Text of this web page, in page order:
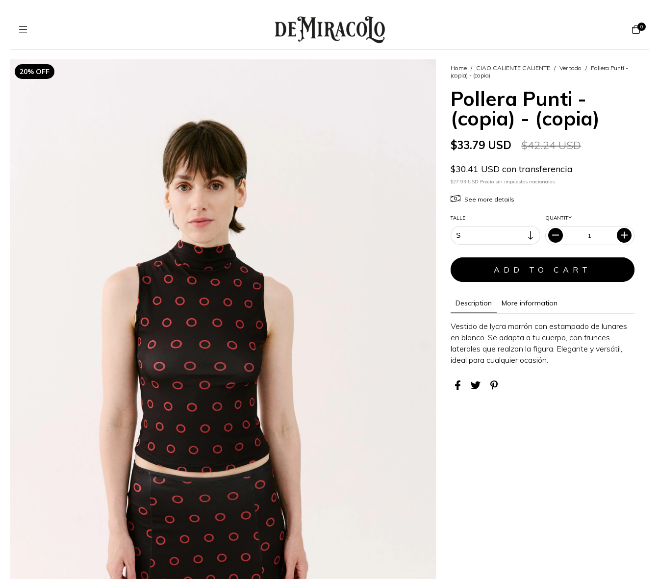
0
20% OFF Home / CIAO CALIENTE CALIENTE / Ver todo / Pollera Punti -
(copia) - (copia)
Pollera Punti -
(copia) - (copia)
$33.79 USD $42.24 USD
$30.41 USD con transferencia
$27.93 USD Precio sin impuestos nacionales
See more details
TALLE QUANTITY
Description More information
Vestido de lycra marrón con estampado de lunares
en blanco. Se adapta a tu cuerpo, con frunces
laterales que realzan la figura. Elegante y versátil,
ideal para cualquier ocasión